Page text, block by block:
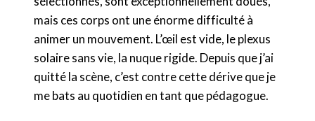
mais ces corps ont une énorme difficulté à
animer un mouvement. L’œil est vide, le plexus
solaire sans vie, la nuque rigide. Depuis que j’ai
quitté la scène, c’est contre cette dérive que je
me bats au quotidien en tant que pédagogue.